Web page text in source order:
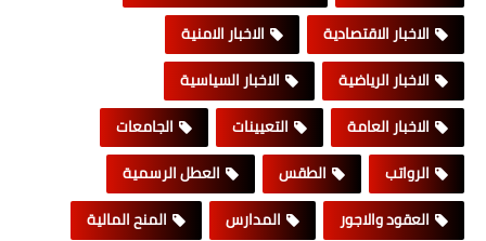
الاخبار الاقتصادية
الاخبار الامنية
الاخبار الرياضية
الاخبار السياسية
الاخبار العامة
التعيينات
الجامعات
الرواتب
الطقس
العطل الرسمية
العقود والاجور
المدارس
المنح المالية